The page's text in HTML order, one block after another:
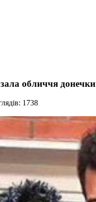
обличчя донечки
1738